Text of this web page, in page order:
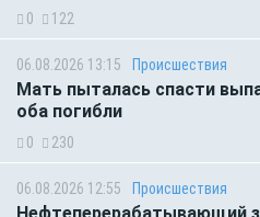
0 122
06.08.2026 13:15 Происшествия
Мать пыталась спасти
оба погибли
0 230
06.08.2026 12:55 Происшествия